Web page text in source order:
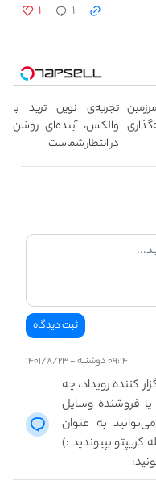
۱ ۱
تجربه‌ی نوین ترید با
والکس، آینده‌ای روشن
در انتظار شماست
۰۹:۱۴ دوشنبه - ۱۴۰۱/۸/۲۳
کننده رویداد، چه
یا فروشنده وسایل
به عنوان
کریپتو بپیوندید :)